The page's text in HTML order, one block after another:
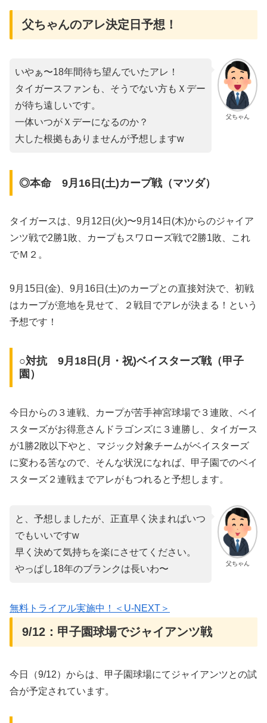
父ちゃんのアレ決定日予想！
父ちゃん
いやぁ〜18年間待ち望んでいたアレ！
タイガースファンも、そうでない方もＸデー
が待ち遠しいです。
一体いつがＸデーになるのか？
大した根拠もありませんが予想しますw
◎本命 9月16日(土)カープ戦（マツダ）
タイガースは、9月12日(火)〜9月14日(木)からのジャイア
ンツ戦で2勝1敗、カープもスワローズ戦で2勝1敗、これ
でＭ２。
9月15日(金)、9月16日(土)のカープとの直接対決で、初戦
はカープが意地を見せて、２戦目でアレが決まる！という
予想です！
○対抗 9月18日(月・祝)ベイスターズ戦（甲子
園）
今日からの３連戦、カープが苦手神宮球場で３連敗、ベイ
スターズがお得意さんドラゴンズに３連勝し、タイガース
が1勝2敗以下やと、マジック対象チームがベイスターズ
に変わる筈なので、そんな状況になれば、甲子園でのベイ
スターズ２連戦までアレがもつれると予想します。
父ちゃん
と、予想しましたが、正直早く決まればいつ
でもいいですw
早く決めて気持ちを楽にさせてください。
やっぱし18年のブランクは長いわ〜
無料トライアル実施中！＜U-NEXT＞
9/12：甲子園球場でジャイアンツ戦
今日（9/12）からは、甲子園球場にてジャイアンツとの試
合が予定されています。